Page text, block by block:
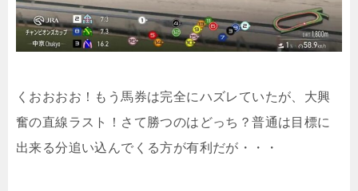
くおおおお！もう馬券は完全にハズレていたが、大興
奮の直線ラスト！さて勝つのはどっち？普通は目標に
出来る分追い込んでくる方が有利だが・・・